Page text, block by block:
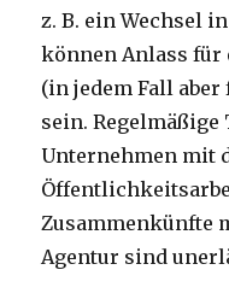
z. B. ein Wechsel
können Anlass für
(in jedem Fall
sein.
Unternehmen mit
Zusammenkünfte
Agentur sind